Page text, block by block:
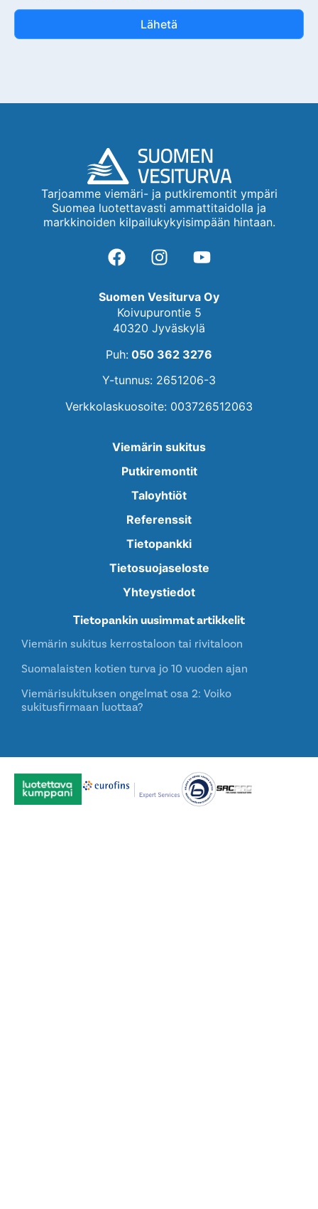
Lähetä
Tarjoamme viemäri- ja putkiremontit ympäri
Suomea luotettavasti ammattitaidolla ja
markkinoiden kilpailukykyisimpään hintaan.
Suomen Vesiturva Oy
Koivupurontie 5
40320 Jyväskylä
Puh: 050 362 3276
Y-tunnus: 2651206-3
Verkkolaskuosoite: 003726512063
Viemärin sukitus
Putkiremontit
Taloyhtiöt
Referenssit
Tietopankki
Tietosuojaseloste
Yhteystiedot
Tietopankin uusimmat artikkelit
Viemärin sukitus kerrostaloon tai rivitaloon
Suomalaisten kotien turva jo 10 vuoden ajan
Viemärisukituksen ongelmat osa 2: Voiko
sukitusfirmaan luottaa?